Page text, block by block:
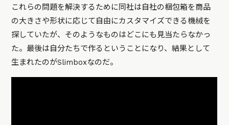
これらの問題を解決するために同社は自社の梱包箱を商品
の大きさや形状に応じて自由にカスタマイズできる機械を
探していたが、そのようなものはどこにも見当たらなかっ
た。最後は自分たちで作るということになり、結果として
生まれたのがSlimboxなのだ。